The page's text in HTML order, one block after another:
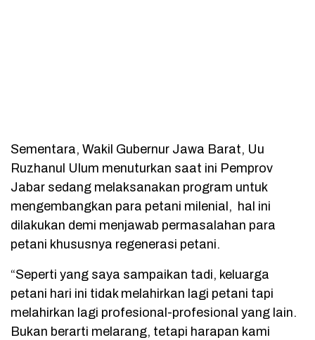
Sementara, Wakil Gubernur Jawa Barat, Uu
Ruzhanul Ulum menuturkan saat ini Pemprov
Jabar sedang melaksanakan program untuk
mengembangkan para petani milenial, hal ini
dilakukan demi menjawab permasalahan para
petani khususnya regenerasi petani.
“Seperti yang saya sampaikan tadi, keluarga
petani hari ini tidak melahirkan lagi petani tapi
melahirkan lagi profesional-profesional yang lain.
Bukan berarti melarang, tetapi harapan kami